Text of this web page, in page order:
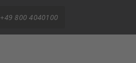
+49 800 4040100